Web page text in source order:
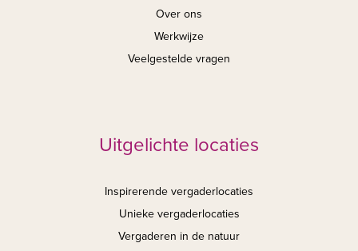
Over ons
Werkwijze
Veelgestelde vragen
Uitgelichte locaties
Inspirerende vergaderlocaties
Unieke vergaderlocaties
Vergaderen in de natuur